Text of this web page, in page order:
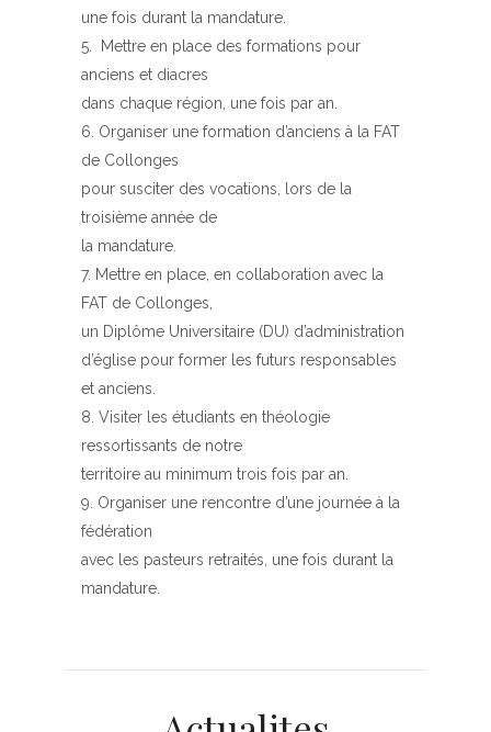
une fois durant la mandature.
Mettre en place des formations pour
anciens et diacres
dans chaque région, une fois par an.
Organiser une formation d’anciens à la FAT
de Collonges
pour susciter des vocations, lors de la
troisième année de
la mandature.
Mettre en place, en collaboration avec la
FAT de Collonges,
un Diplôme Universitaire (DU) d’administration
d’église pour former les futurs responsables
et anciens.
Visiter les étudiants en théologie
ressortissants de notre
territoire au minimum trois fois par an.
Organiser une rencontre d’une journée à la
fédération
avec les pasteurs retraités, une fois durant la
mandature.